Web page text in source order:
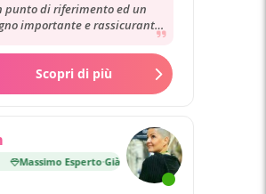
punto di riferimento ed un
importante e rassicurante.
grazie per la pazienza
la gentilezza...
Scopri di più
Massimo Esperto·Già 13 000 consulti